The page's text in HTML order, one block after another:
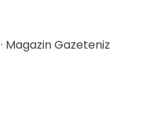
· Magazin Gazeteniz